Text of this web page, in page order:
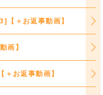
【＋お返事動画】
画】
お返事動画】